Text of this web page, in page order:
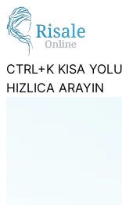
CTRL+K KISA
HIZLICA ARAYIN